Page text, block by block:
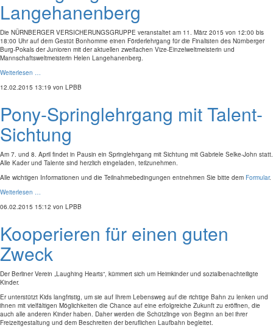
Langehanenberg
Die NÜRNBERGER VERSICHERUNGSGRUPPE veranstaltet am 11. März 2015 von 12:00 bis
18:00 Uhr auf dem Gestüt Bonhomme einen Förderlehrgang für die Finalisten des Nürnberger
Burg-Pokals der Junioren mit der aktuellen zweifachen Vize-Einzelweltmeisterin und
Mannschaftsweltmeisterin Helen Langehanenberg.
Weiterlesen …
12.02.2015 13:19 von LPBB
Pony-Springlehrgang mit Talent-
Sichtung
Am 7. und 8. April findet in Pausin ein Springlehrgang mit Sichtung mit Gabriele Selke-John statt.
Alle Kader und Talente sind herzlich eingeladen, teilzunehmen.
Alle wichtigen Informationen und die Teilnahmebedingungen entnehmen Sie bitte dem Formular.
Weiterlesen …
06.02.2015 15:12 von LPBB
Kooperieren für einen guten
Zweck
Der Berliner Verein „Laughing Hearts“, kümmert sich um Heimkinder und sozialbenachteiligte
Kinder.
Er unterstützt Kids langfristig, um sie auf Ihrem Lebensweg auf die richtige Bahn zu lenken und
ihnen mit vielfältigen Möglichkeiten die Chance auf eine erfolgreiche Zukunft zu eröffnen, die
auch alle anderen Kinder haben. Daher werden die Schützlinge von Beginn an bei ihrer
Freizeitgestaltung und dem Beschreiten der beruflichen Laufbahn begleitet.